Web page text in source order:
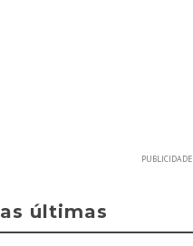
PUBLICIDADE
as últimas